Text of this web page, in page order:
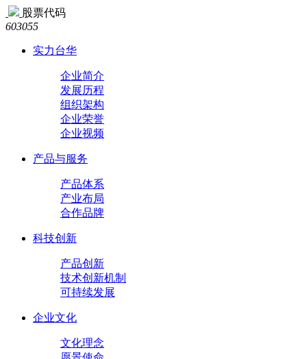
股票代码
603055
实力台华
企业简介
发展历程
组织架构
企业荣誉
企业视频
产品与服务
产品体系
产业布局
合作品牌
科技创新
产品创新
技术创新机制
可持续发展
企业文化
文化理念